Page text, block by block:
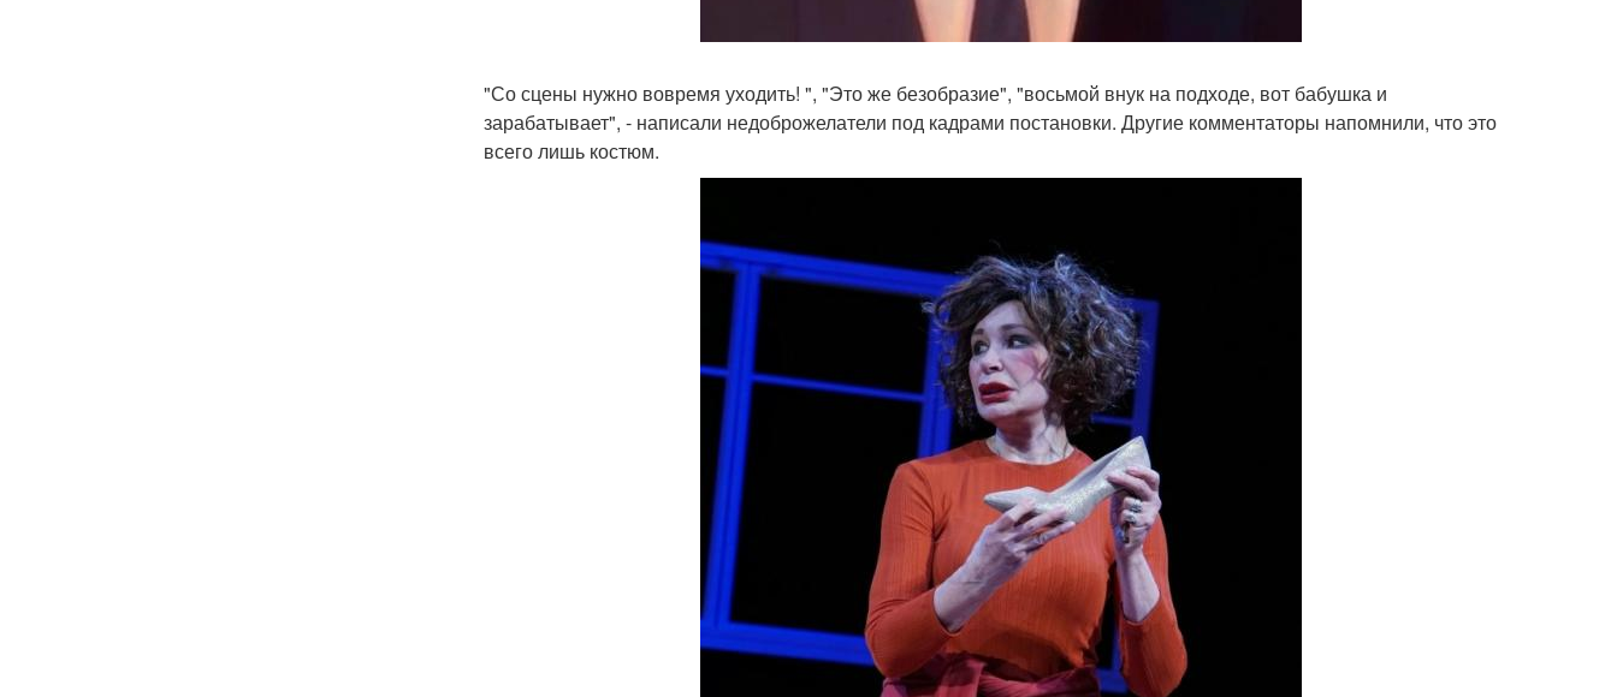
"Со сцены нужно вовремя уходить! ", "Это же безобразие", "восьмой внук на подходе, вот бабушка и
зарабатывает", - написали недоброжелатели под кадрами постановки. Другие комментаторы напомнили, что это
всего лишь костюм.